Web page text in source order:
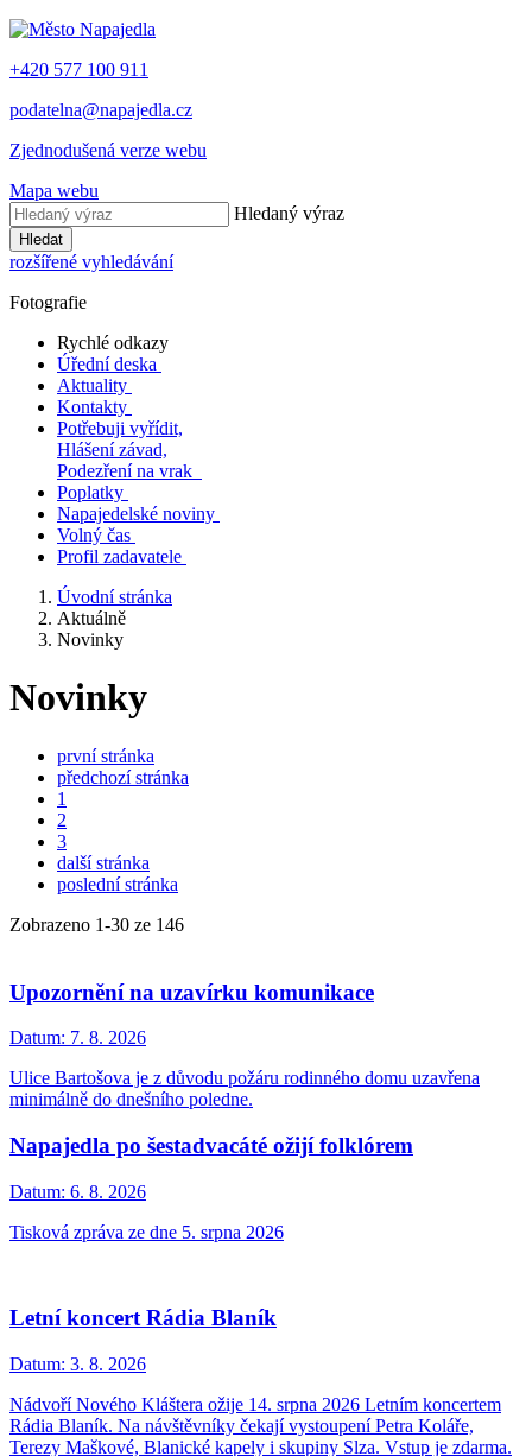
+420 577 100 911
podatelna@napajedla.cz
Zjednodušená verze webu
Mapa webu
Hledaný výraz
Hledat
rozšířené vyhledávání
Fotografie
Rychlé odkazy
Úřední deska
Aktuality
Kontakty
Potřebuji vyřídit,
Hlášení závad,
Podezření na vrak
Poplatky
Napajedelské noviny
Volný čas
Profil zadavatele
Úvodní stránka
Aktuálně
Novinky
Novinky
první stránka
předchozí stránka
1
2
3
další stránka
poslední stránka
Zobrazeno 1-30 ze 146
Upozornění na uzavírku komunikace
Datum: 7. 8. 2026
Ulice Bartošova je z důvodu požáru rodinného domu uzavřena
minimálně do dnešního poledne.
Napajedla po šestadvacáté ožijí folklórem
Datum: 6. 8. 2026
Tisková zpráva ze dne 5. srpna 2026
Letní koncert Rádia Blaník
Datum: 3. 8. 2026
Nádvoří Nového Kláštera ožije 14. srpna 2026 Letním koncertem
Rádia Blaník. Na návštěvníky čekají vystoupení Petra Koláře,
Terezy Maškové, Blanické kapely i skupiny Slza. Vstup je zdarma.